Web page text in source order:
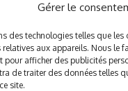
Gérer le
des technologies telles que
aux appareils. Nous le
pour afficher des publicités
de traiter des données telles
site.